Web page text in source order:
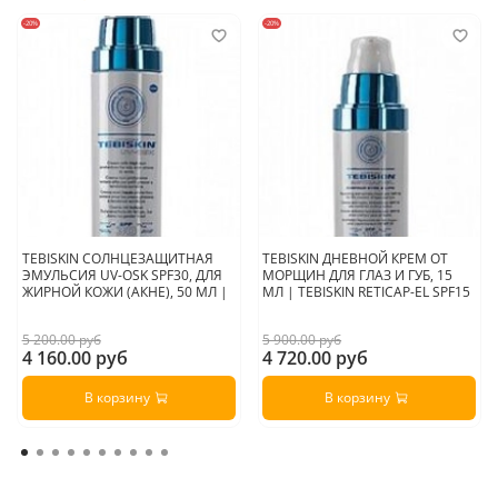
-20%
TEBISKIN СОЛНЦЕЗАЩИТНАЯ
ЭМУЛЬСИЯ UV-OSK SPF30, ДЛЯ
ЖИРНОЙ КОЖИ (АКНЕ), 50 МЛ |
5 200.00 руб
4 160.00 руб
В корзину
-20%
TEBISKIN ДНЕВНОЙ КРЕМ ОТ
МОРЩИН ДЛЯ ГЛАЗ И ГУБ, 15
МЛ | TEBISKIN RETICAP-EL SPF15
5 900.00 руб
4 720.00 руб
В корзину